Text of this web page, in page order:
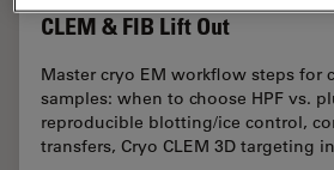
CLEM & FIB Lift Out
Master cryo EM workflow steps for
samples: when to choose HPF vs.
reproducible blotting/ice control,
transfers, Cryo CLEM 3D targeting